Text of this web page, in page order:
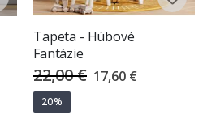
Tapeta - Húbové
Fantázie
22,00 € Special
Price
17,60 €
20%